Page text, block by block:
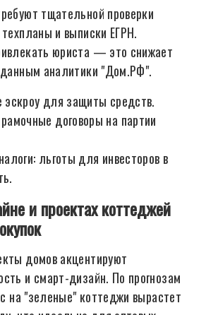
тщательной проверки
и выписки ЕГРН.
юриста — это снижает
аналитики "Дом.РФ".
эскроу для защиты средств.
договоры на партии
льготы для инвесторов в
и проектах коттеджей
домов акцентируют
и смарт-дизайн. По прогнозам
на "зеленые" коттеджи вырастет